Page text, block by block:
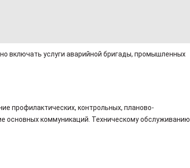
включать услуги аварийной бригады, промышленных
профилактических, контрольных, планово-
основных коммуникаций. Техническому обслуживанию